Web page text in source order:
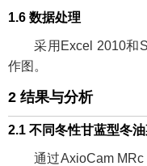
1.6 数据处理
采用Excel 2010和
作图。
2 结果与分析
2.1 不同冬性甘蓝型冬
通过AxioCam